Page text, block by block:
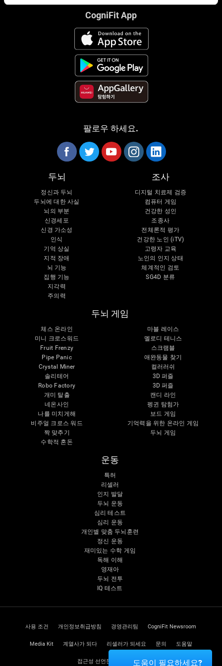
CogniFit App
팔로우 하세요.
두뇌
정신과 두뇌
두뇌에 대한 사실
뇌의 부분
신경세포
신경 가소성
인식
기억 상실
지적 장애
뇌 기능
집행 기능
지각력
주의력
조사
디지털 치료제 검증
컴퓨터 게임
건강한 성인
조종사
전체론적 평가
건강한 노인 (iTV)
고령자 교육
노인의 인지 상태
체계적인 검토
SG4D 분류
두뇌 게임
체스 온라인
미니 크로스워드
Fruit Frenzy
Pipe Panic
Crystal Miner
솔리테어
Robo Factory
개미 탈출
네온사인
나를 미치게해
비주얼 크로스 워드
짝 맞추기
수학적 혼돈
마블 레이스
멜로디 테니스
스크램블
애완동물 찾기
컬러러쉬
3D 퍼즐
3D 퍼즐
캔디 라인
펭귄 탐험가
보드 게임
기억력을 위한 온라인 게임
두뇌 게임
운동
특허
리셀러
인지 발달
두뇌 운동
심리 테스트
심리 운동
개인별 맞춤 두뇌훈련
정신 운동
재미있는 수학 게임
독해 이해
영재아
두뇌 전투
IQ 테스트
사용 조건 개인정보취급방침 경영관리팀 CogniFit Newsroom
Media Kit 계열사가 되다 리셀러가 되세요 문의 도움말
접근성 선언문 신뢰 센터도움이 필요하세요?